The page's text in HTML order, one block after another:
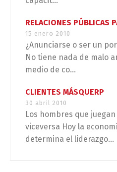
RELACIONES PÚBLICAS
15 enero 2010
¿Anunciarse o ser un
No tiene nada de malo
medio de co...
CLIENTES MÁSQUERP
30 abril 2010
Los hombres que
viceversa Hoy la
determina el liderazgo...